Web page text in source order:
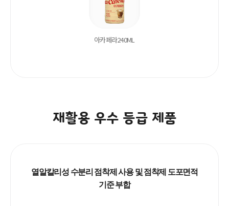
아카페라240ML
재활용 우수 등급 제품
열알칼리성 수분리 점착제 사용 및 점착제 도포면적
기준 부합